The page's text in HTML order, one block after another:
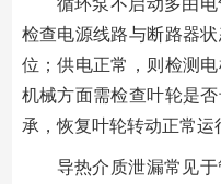
循环泵不启动多由
检查电源线路与断路器
位；供电正常，则检测
机械方面需检查叶轮是
承，恢复叶轮转动正常运
导热介质泄漏常见